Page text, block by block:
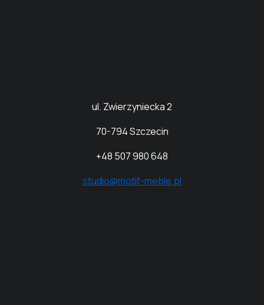
ul. Zwierzyniecka 2
70-794 Szczecin
+48 507 980 648
studio@motif-meble.pl